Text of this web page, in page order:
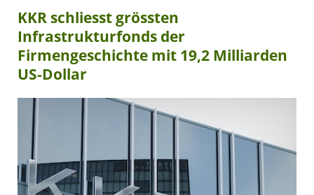
KKR schliesst grössten
Infrastrukturfonds der
Firmengeschichte mit 19,2 Milliarden
US-Dollar